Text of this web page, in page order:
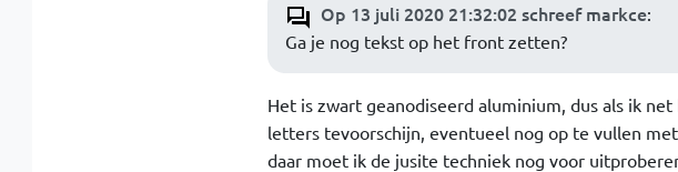
Op 13 juli 2020 21:32:02 schreef markce:
Ga je nog tekst op het front zetten?
Het is zwart geanodiseerd aluminium, dus als ik
letters tevoorschijn, eventueel nog op te vullen
daar moet ik de jusite techniek nog voor